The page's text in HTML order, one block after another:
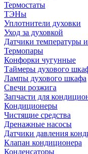
Термостаты
ТЭНы
Уплотнители духовки
Уход за духовкой
Датчики температуры
Термопары
Конфорки чугунные
Таймеры духового
Лампы духового шкафа
Свечи розжига
Запчасти для
Кондиционеры
Чистящие средства
Дренажные насосы
Датчики давления
Клапан кондиционера
Конденсаторы